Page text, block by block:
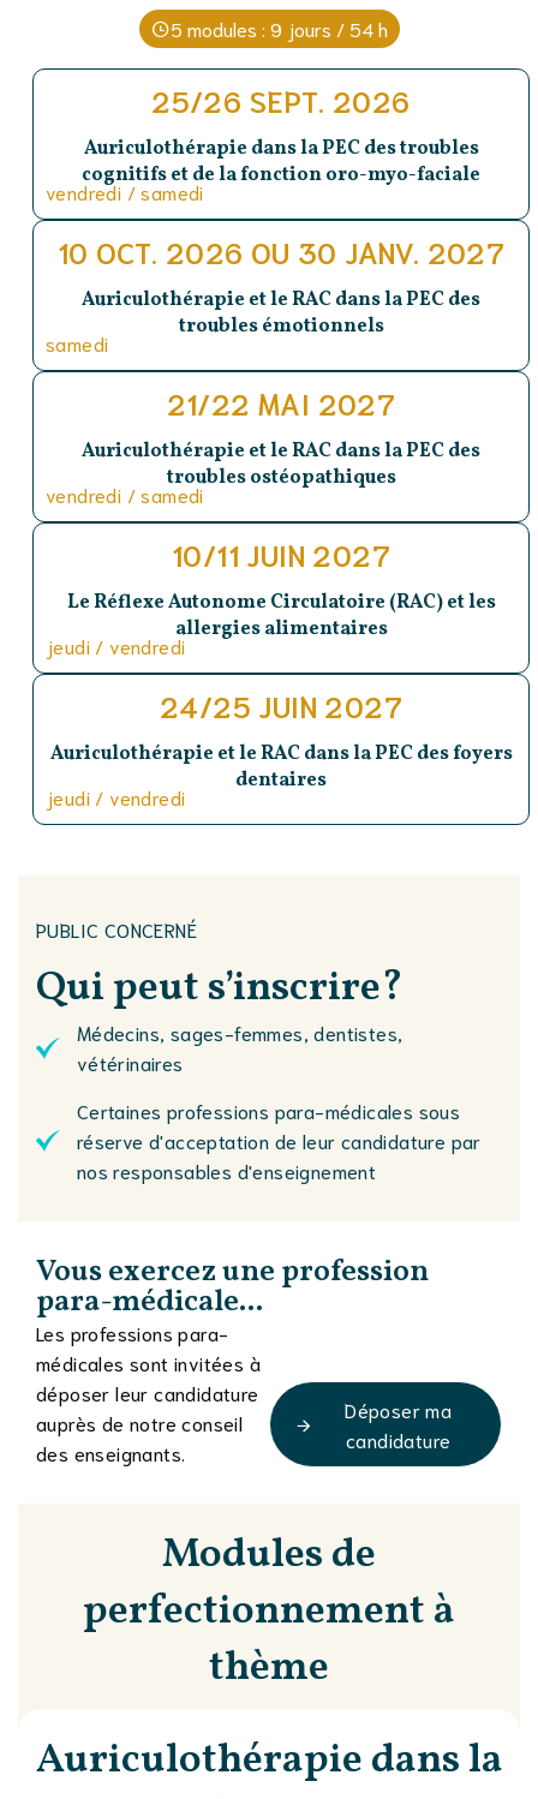
5 modules : 9 jours / 54 h
25/26 SEPT. 2026
Auriculothérapie dans la PEC des troubles
cognitifs et de la fonction oro-myo-faciale
vendredi / samedi
10 OCT. 2026 OU 30 JANV. 2027
Auriculothérapie et le RAC dans la PEC des
troubles émotionnels
samedi
21/22 MAI 2027
Auriculothérapie et le RAC dans la PEC des
troubles ostéopathiques
vendredi / samedi
10/11 JUIN 2027
Le Réflexe Autonome Circulatoire (RAC) et les
allergies alimentaires
jeudi / vendredi
24/25 JUIN 2027
Auriculothérapie et le RAC dans la PEC des foyers
dentaires
jeudi / vendredi
PUBLIC CONCERNÉ
Qui peuts’inscrire?
Médecins, sages-femmes, dentistes,
vétérinaires
Certaines professions para-médicales sous
réserve d'acceptation de leur candidature par
nos responsables d'enseignement
Vous exercez une profession
para-médicale...
Les professions para-
médicales sont invitées à
déposer leur candidature
auprès de notre conseil
des enseignants.
Déposer ma
candidature
Modules de
perfectionnement à
thème
Auriculothérapie dans la